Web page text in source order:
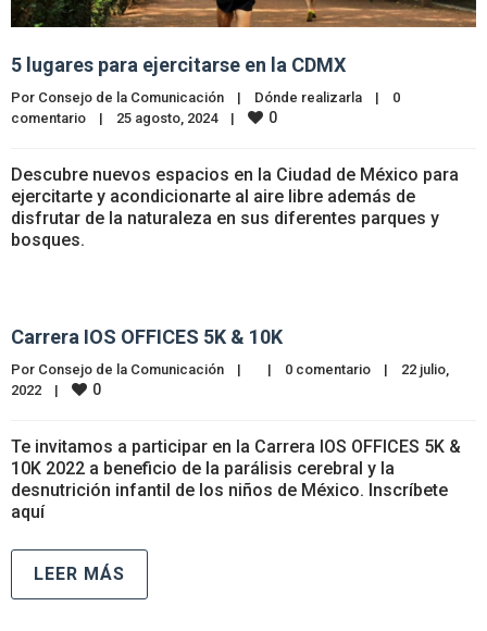
5 lugares para ejercitarse en la CDMX
Por Consejo de la Comunicación | Dónde realizarla |
0
comentario
| 25 agosto, 2024 | 0
Descubre nuevos espacios en la Ciudad de México para
ejercitarte y acondicionarte al aire libre además de
disfrutar de la naturaleza en sus diferentes parques y
bosques.
Carrera IOS OFFICES 5K & 10K
Por Consejo de la Comunicación | | 0 comentario |
22 julio,
2022 | 0
Te invitamos a participar en la Carrera IOS OFFICES 5K &
10K 2022 a beneficio de la parálisis cerebral y la
desnutrición infantil de los niños de México. Inscríbete
aquí
LEER MÁS